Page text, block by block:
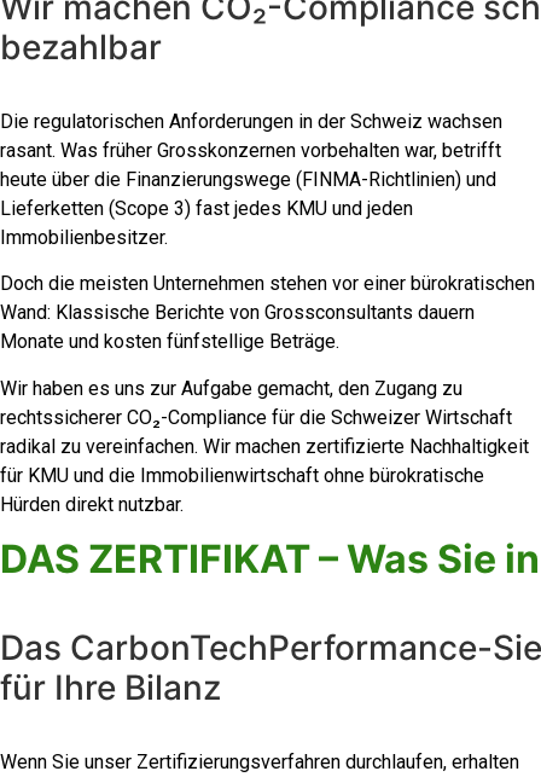
bezahlbar
Die regulatorischen Anforderungen in der Schweiz wachsen
rasant. Was früher Grosskonzernen vorbehalten war, betrifft
heute über die Finanzierungswege (FINMA-Richtlinien) und
Lieferketten (Scope 3) fast jedes KMU und jeden
Immobilienbesitzer.
Doch die meisten Unternehmen stehen vor einer bürokratischen
Wand: Klassische Berichte von Grossconsultants dauern
Monate und kosten fünfstellige Beträge.
Wir haben es uns zur Aufgabe gemacht, den Zugang zu
rechtssicherer CO₂-Compliance für die Schweizer Wirtschaft
radikal zu vereinfachen. Wir machen zertifizierte Nachhaltigkeit
für KMU und die Immobilienwirtschaft ohne bürokratische
Hürden direkt nutzbar.
DAS ZERTIFIKAT – Was Sie
Das CarbonTechPerformance-
für Ihre Bilanz
Wenn Sie unser Zertifizierungsverfahren durchlaufen, erhalten